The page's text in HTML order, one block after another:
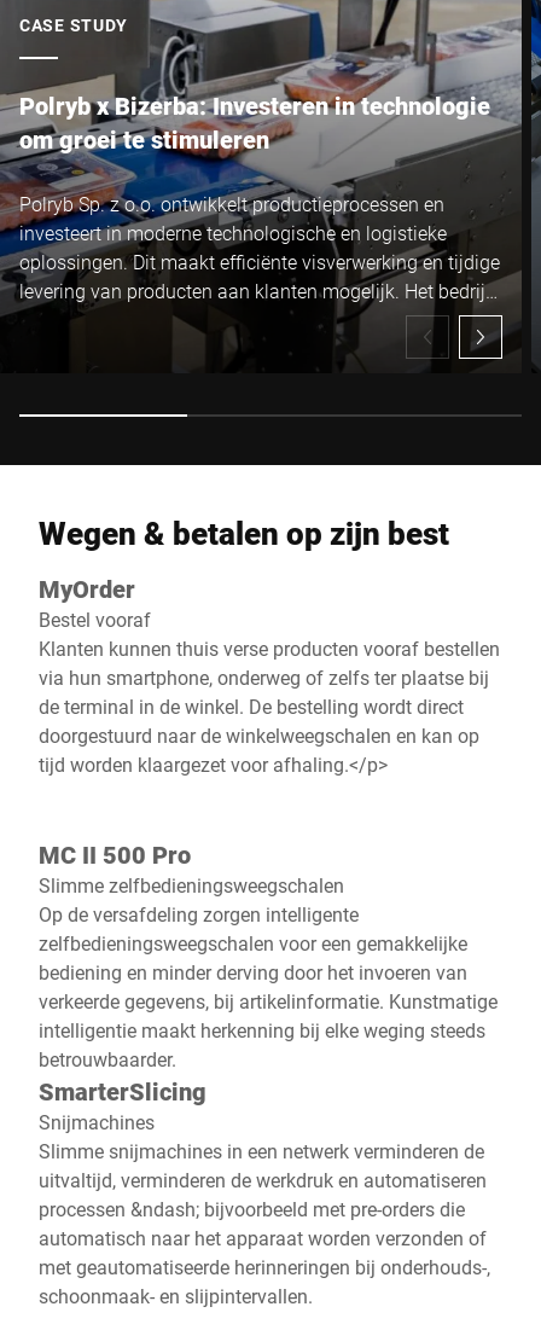
CASE STUDY
Polryb x Bizerba: Investeren in technologie
om groei te stimuleren
Polryb Sp. z o.o. ontwikkelt productieprocessen en
investeert in moderne technologische en logistieke
oplossingen. Dit maakt efficiënte visverwerking en tijdige
levering van producten aan klanten mogelijk. Het bedrijf
combineert innovatie met ervaring en bouwt zo aan een
stabiele positie in de markt.
Wegen & betalen op zijn best
MyOrder
Bestel vooraf
Klanten kunnen thuis verse producten vooraf bestellen
via hun smartphone, onderweg of zelfs ter plaatse bij
de terminal in de winkel. De bestelling wordt direct
doorgestuurd naar de winkelweegschalen en kan op
tijd worden klaargezet voor afhaling.</p>
MC II 500 Pro
Slimme zelfbedieningsweegschalen
Op de versafdeling zorgen intelligente
zelfbedieningsweegschalen voor een gemakkelijke
bediening en minder derving door het invoeren van
verkeerde gegevens, bij artikelinformatie. Kunstmatige
intelligentie maakt herkenning bij elke weging steeds
betrouwbaarder.
SmarterSlicing
Snijmachines
Slimme snijmachines in een netwerk verminderen de
uitvaltijd, verminderen de werkdruk en automatiseren
processen &ndash; bijvoorbeeld met pre-orders die
automatisch naar het apparaat worden verzonden of
met geautomatiseerde herinneringen bij onderhouds-,
schoonmaak- en slijpintervallen.